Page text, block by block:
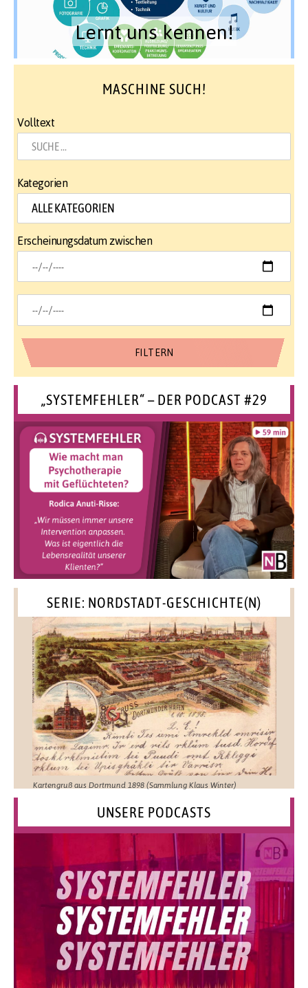
Lernt uns kennen!
MASCHINE SUCH!
Volltext
Kategorien
Erscheinungsdatum zwischen
„SYSTEMFEHLER“ – DER PODCAST #29
SERIE: NORDSTADT-GESCHICHTE(N)
Kartengruß aus Dortmund 1898 (Sammlung Klaus Winter)
UNSERE PODCASTS